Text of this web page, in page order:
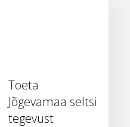
Toeta
Jõgevamaa seltsi
tegevust